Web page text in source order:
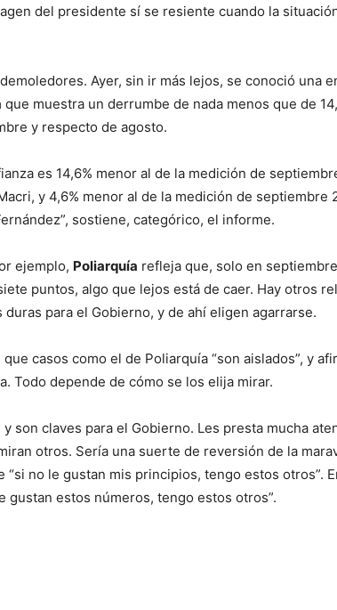
del presidente sí se resiente cuando la
Ayer, sin ir más lejos, se conoció una
que muestra un derrumbe de nada menos que de
y respecto de agosto.
es 14,6% menor al de la medición de
y 4,6% menor al de la medición de septiembre
sostiene, categórico, el informe.
ejemplo, Poliarquía refleja que, solo en
puntos, algo que lejos está de caer. Hay otros
para el Gobierno, y de ahí eligen agarrarse.
casos como el de Poliarquía “son aislados”, y
Todo depende de cómo se los elija mirar.
son claves para el Gobierno. Les presta mucha
otros. Sería una suerte de reversión de la
“si no le gustan mis principios, tengo estos otros”.
gustan estos números, tengo estos otros”.